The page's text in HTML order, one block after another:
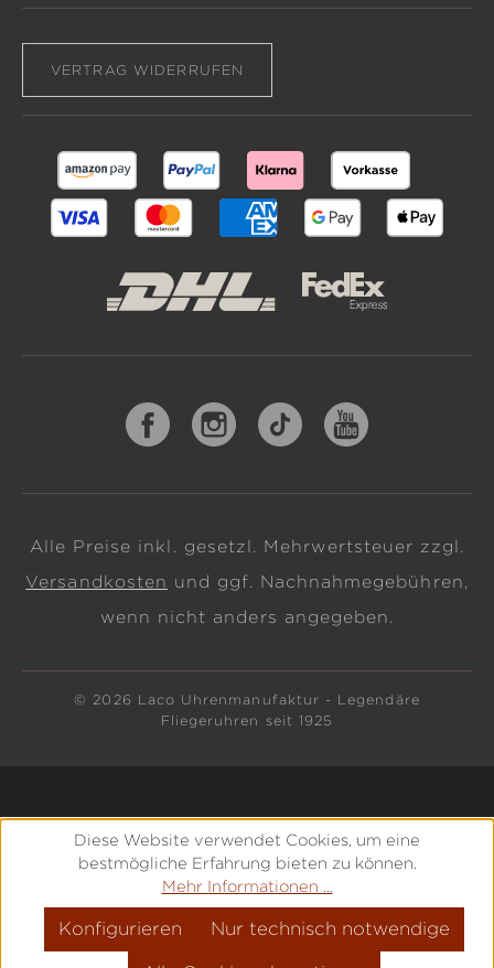
VERTRAG WIDERRUFEN
Alle Preise inkl. gesetzl. Mehrwertsteuer zzgl.
Versandkosten und ggf. Nachnahmegebühren,
wenn nicht anders angegeben.
© 2026 Laco Uhrenmanufaktur - Legendäre
Fliegeruhren seit 1925
Diese Website verwendet Cookies, um eine
bestmögliche Erfahrung bieten zu können.
Mehr Informationen ...
Nur technisch notwendige
Konfigurieren